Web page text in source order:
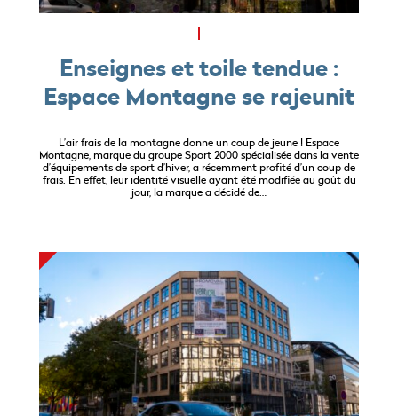
Enseignes et toile tendue :
Espace Montagne se rajeunit
L’air frais de la montagne donne un coup de jeune ! Espace
Montagne, marque du groupe Sport 2000 spécialisée dans la vente
d’équipements de sport d’hiver, a récemment profité d’un coup de
frais. En effet, leur identité visuelle ayant été modifiée au goût du
jour, la marque a décidé de…